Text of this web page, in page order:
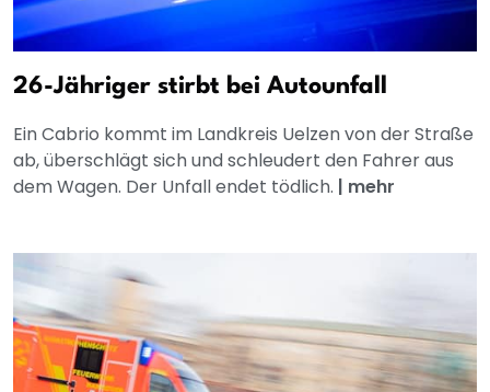
26-Jähriger stirbt bei Autounfall
Ein Cabrio kommt im Landkreis Uelzen von der Straße
ab, überschlägt sich und schleudert den Fahrer aus
dem Wagen. Der Unfall endet tödlich. | mehr